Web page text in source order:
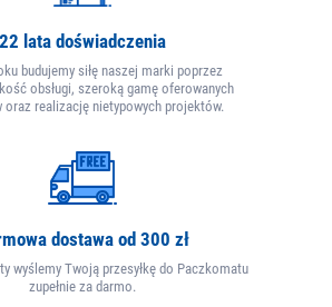
22 lata doświadczenia
budujemy siłę naszej marki poprzez
obsługi, szeroką gamę oferowanych
oraz realizację nietypowych projektów.
dostawa od 300 zł
wyślemy Twoją przesyłkę do Paczkomatu
zupełnie za darmo.